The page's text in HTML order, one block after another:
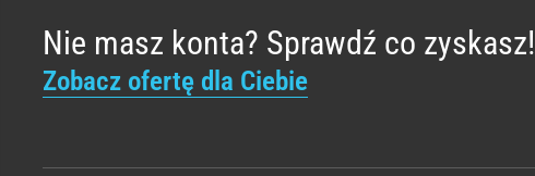
Nie masz konta? Sprawdź co zyskasz!
Zobacz ofertę dla Ciebie